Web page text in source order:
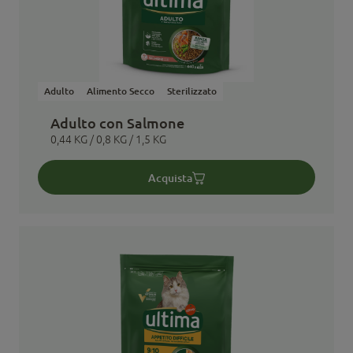
Adulto Alimento Secco Sterilizzato
Adulto con Salmone
0,44 KG / 0,8 KG / 1,5 KG
Acquista